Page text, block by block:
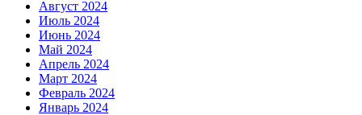
Август 2024
Июль 2024
Июнь 2024
Май 2024
Апрель 2024
Март 2024
Февраль 2024
Январь 2024